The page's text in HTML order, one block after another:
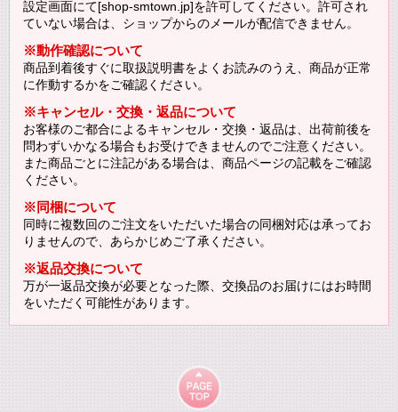
設定画面にて[shop-smtown.jp]を許可してください。許可され
ていない場合は、ショップからのメールが配信できません。
※動作確認について
商品到着後すぐに取扱説明書をよくお読みのうえ、商品が正常
に作動するかをご確認ください。
※キャンセル・交換・返品について
お客様のご都合によるキャンセル・交換・返品は、出荷前後を
問わずいかなる場合もお受けできませんのでご注意ください。
また商品ごとに注記がある場合は、商品ページの記載をご確認
ください。
※同梱について
同時に複数回のご注文をいただいた場合の同梱対応は承ってお
りませんので、あらかじめご了承ください。
※返品交換について
万が一返品交換が必要となった際、交換品のお届けにはお時間
をいただく可能性があります。